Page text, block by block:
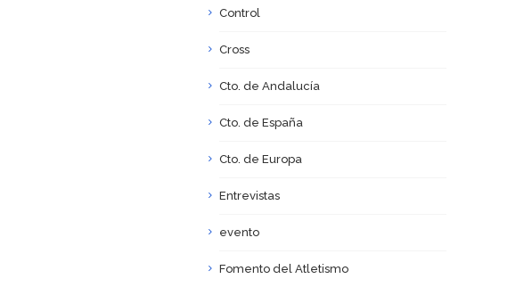
Control
Cross
Cto. de Andalucía
Cto. de España
Cto. de Europa
Entrevistas
evento
Fomento del Atletismo